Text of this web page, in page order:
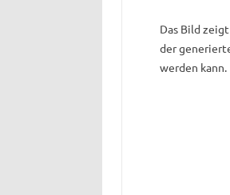
Das Bild
der
werden kann.